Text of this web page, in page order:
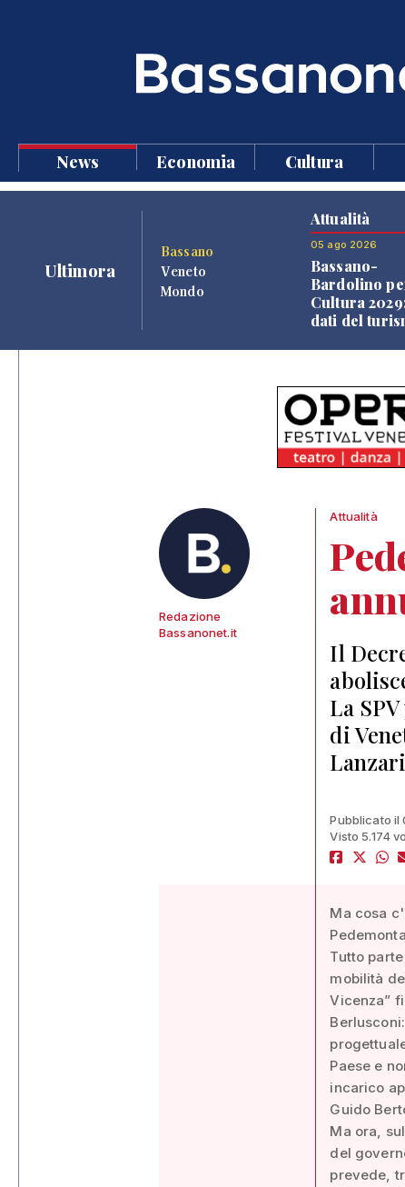
News Economia Cultura
Ultimora
Bassano
Veneto
Mondo
Attualità
05 ago 2026
Bassano-
Bardolino
Cultura
dati del
Redazione
Bassanonet.it
Attualità
Il
La
di
Pubblicato il
Visto 5.174
Ma cosa
Tutto
mobilità
Vicenza”
Paese e
incarico
Guido
Ma ora,
del
prevede,